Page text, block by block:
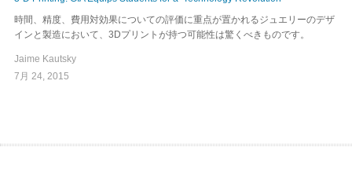
時間、精度、費用対効果についての評価に重点が置かれるジュエリーのデザ
インと製造において、3Dプリントが持つ可能性は驚くべきものです。
Jaime Kautsky
7月 24, 2015